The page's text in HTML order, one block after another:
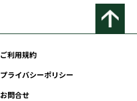
ご利用規約
プライバシーポリシー
お問合せ